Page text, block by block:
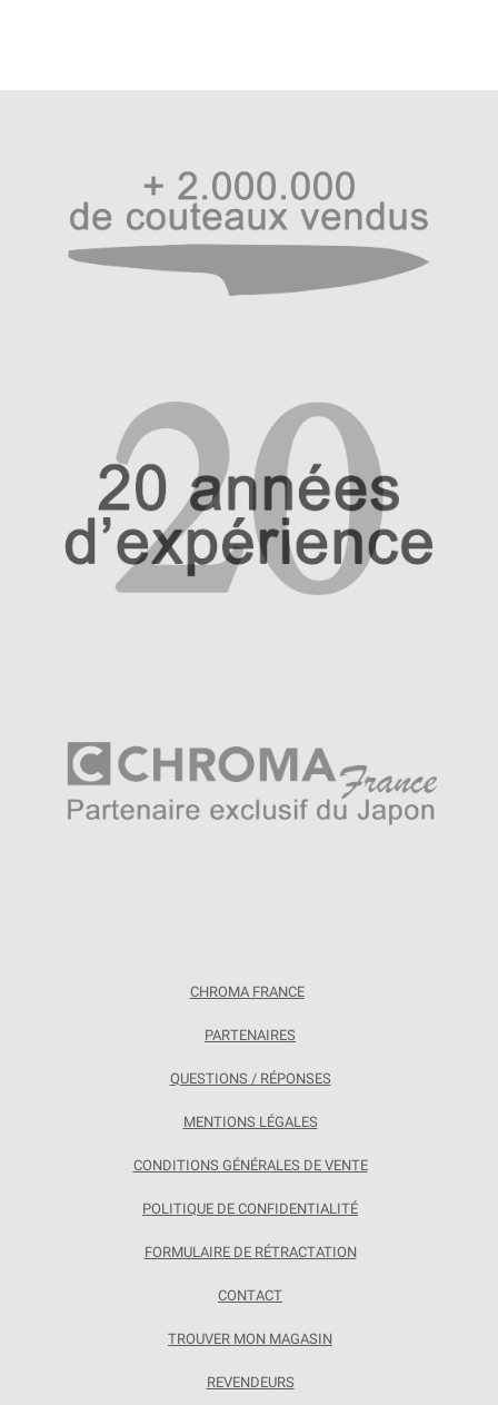
CHROMA FRANCE
PARTENAIRES
QUESTIONS / RÉPONSES
MENTIONS LÉGALES
CONDITIONS GÉNÉRALES DE VENTE
POLITIQUE DE CONFIDENTIALITÉ
FORMULAIRE DE RÉTRACTATION
CONTACT
TROUVER MON MAGASIN
REVENDEURS